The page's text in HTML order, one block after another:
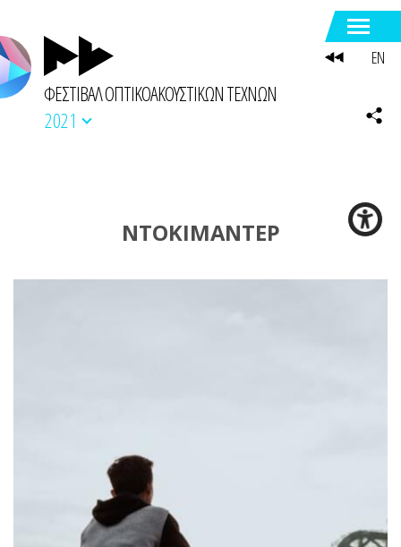
ΦΕΣΤΙΒΑΛ ΟΠΤΙΚΟΑΚΟΥΣΤΙΚΩΝ ΤΕΧΝΩΝ
2021
ΝΤΟΚΙΜΑΝΤΕΡ
EN